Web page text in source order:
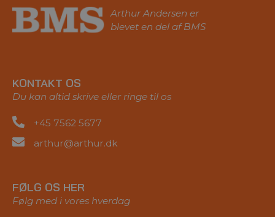
Arthur Andersen er
blevet en del af BMS
KONTAKT OS
Du kan altid skrive eller ringe til os
+45 7562 5677
arthur@arthur.dk
FØLG OS HER
Følg med i vores hverdag